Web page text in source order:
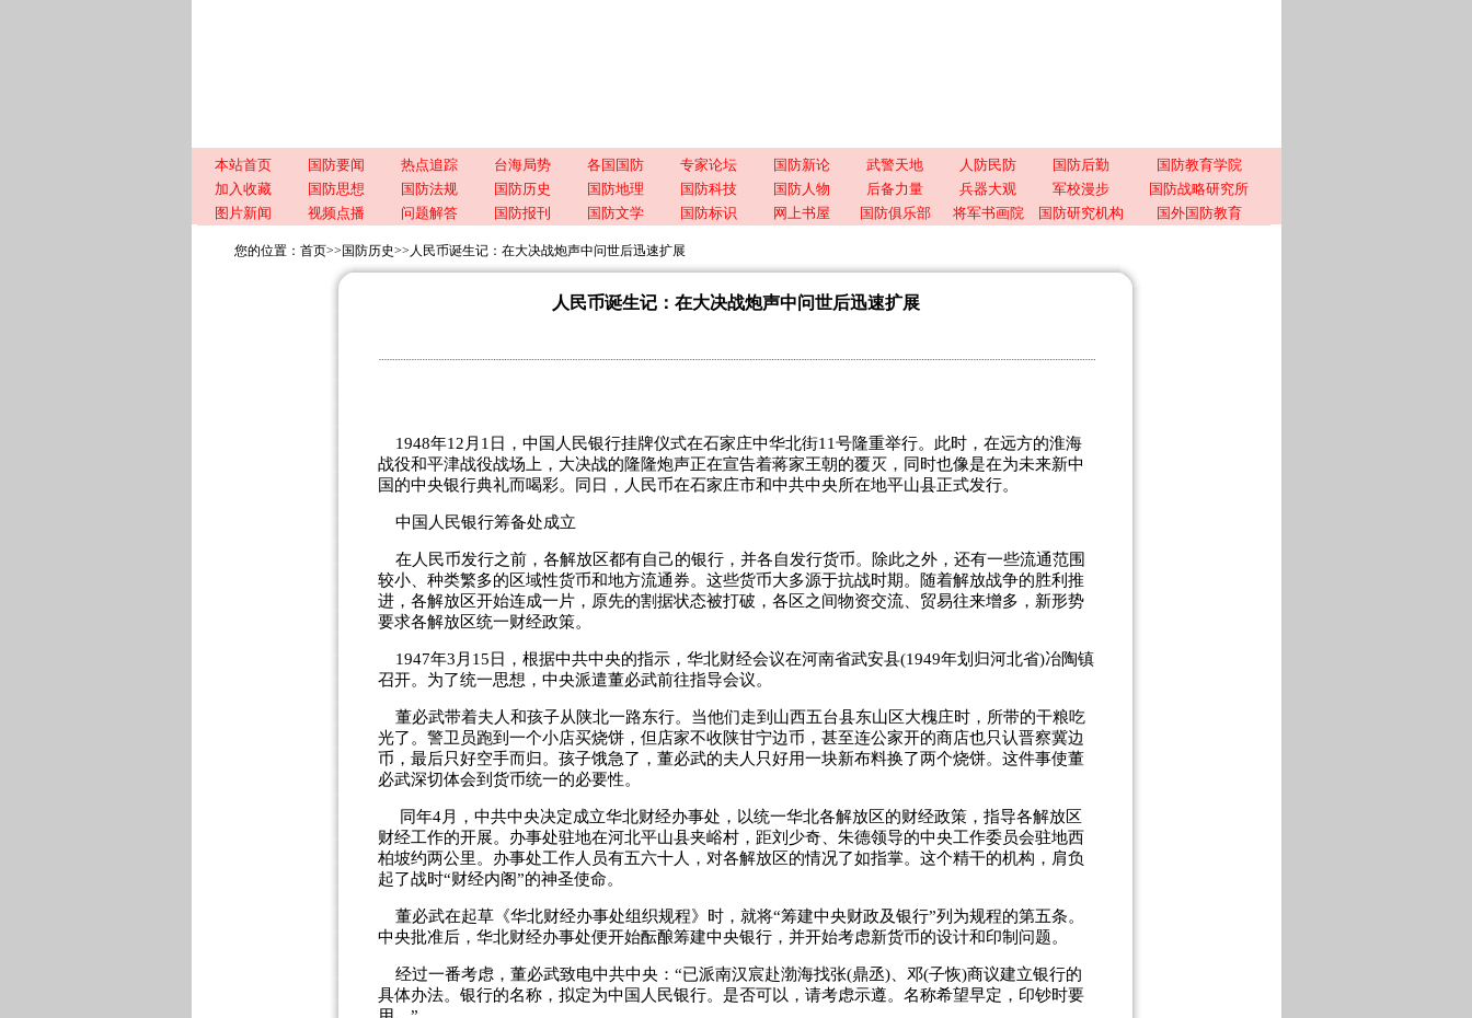
本站首页 国防要闻 热点追踪 台海局势 各国国防 专家论坛 国防新论 武警天地 人防民防 国防后勤
国防教育学院
加入收藏
国防思想 国防法规 国防历史 国防地理 国防科技 国防人物 后备力量 兵器大观 军校漫步
国防战略研究所
图片新闻
视频点播 问题解答 国防报刊 国防文学 国防标识 网上书屋 国防俱乐部 将军书画院 国防研究机构 国外国防教育
您的位置： 首页>> 国防历史>> 人民币诞生记：在大决战炮声中问世后迅速扩展
人民币诞生记：在大决战炮声中问世后迅速扩展
1948年12月1日，中国人民银行挂牌仪式在石家庄中华北街11号隆重举行。此时，在远方的淮海
战役和平津战役战场上，大决战的隆隆炮声正在宣告着蒋家王朝的覆灭，同时也像是在为未来新中
国的中央银行典礼而喝彩。同日，人民币在石家庄市和中共中央所在地平山县正式发行。
中国人民银行筹备处成立
在人民币发行之前，各解放区都有自己的银行，并各自发行货币。除此之外，还有一些流通范围
较小、种类繁多的区域性货币和地方流通券。这些货币大多源于抗战时期。随着解放战争的胜利推
进，各解放区开始连成一片，原先的割据状态被打破，各区之间物资交流、贸易往来增多，新形势
要求各解放区统一财经政策。
1947年3月15日，根据中共中央的指示，华北财经会议在河南省武安县(1949年划归河北省)冶陶镇
召开。为了统一思想，中央派遣董必武前往指导会议。
董必武带着夫人和孩子从陕北一路东行。当他们走到山西五台县东山区大槐庄时，所带的干粮吃
光了。警卫员跑到一个小店买烧饼，但店家不收陕甘宁边币，甚至连公家开的商店也只认晋察冀边
币，最后只好空手而归。孩子饿急了，董必武的夫人只好用一块新布料换了两个烧饼。这件事使董
必武深切体会到货币统一的必要性。
同年4月，中共中央决定成立华北财经办事处，以统一华北各解放区的财经政策，指导各解放区
财经工作的开展。办事处驻地在河北平山县夹峪村，距刘少奇、朱德领导的中央工作委员会驻地西
柏坡约两公里。办事处工作人员有五六十人，对各解放区的情况了如指掌。这个精干的机构，肩负
起了战时“财经内阁”的神圣使命。
董必武在起草《华北财经办事处组织规程》时，就将“筹建中央财政及银行”列为规程的第五条。
中央批准后，华北财经办事处便开始酝酿筹建中央银行，并开始考虑新货币的设计和印制问题。
经过一番考虑，董必武致电中共中央：“已派南汉宸赴渤海找张(鼎丞)、邓(子恢)商议建立银行的
具体办法。银行的名称，拟定为中国人民银行。是否可以，请考虑示遵。名称希望早定，印钞时要